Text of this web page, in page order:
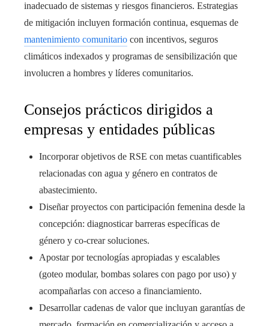
inadecuado de sistemas y riesgos financieros. Estrategias
de mitigación incluyen formación continua, esquemas de
mantenimiento comunitario con incentivos, seguros
climáticos indexados y programas de sensibilización que
involucren a hombres y líderes comunitarios.
Consejos prácticos dirigidos a
empresas y entidades públicas
Incorporar objetivos de RSE con metas cuantificables
relacionadas con agua y género en contratos de
abastecimiento.
Diseñar proyectos con participación femenina desde la
concepción: diagnosticar barreras específicas de
género y co-crear soluciones.
Apostar por tecnologías apropiadas y escalables
(goteo modular, bombas solares con pago por uso) y
acompañarlas con acceso a financiamiento.
Desarrollar cadenas de valor que incluyan garantías de